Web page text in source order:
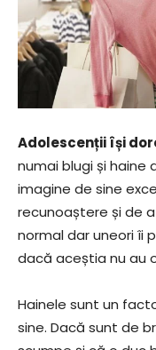
Adolescenții își
numai blugi și haine
imagine de sine
recunoaștere și de
normal dar uneori îi
dacă aceștia nu au
Hainele sunt un
sine. Dacă sunt de